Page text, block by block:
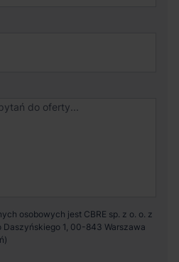
osobowych jest CBRE sp. z o. o. z
Daszyńskiego 1, 00-843 Warszawa